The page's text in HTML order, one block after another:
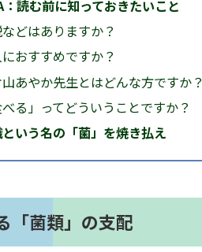
：読む前に知っておきたいこと
どはありますか？
おすすめですか？
あやか先生とはどんな方ですか？
る」ってどういうことですか？
いう名の「菌」を焼き払え
「菌類」の支配